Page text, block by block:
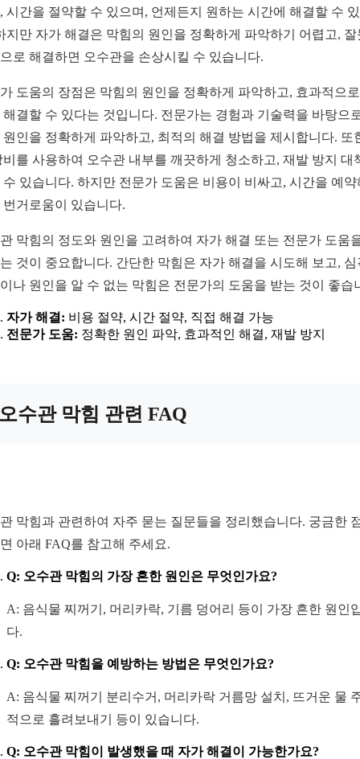
시간을 절약할 수 있으며, 언제든지 원하는 시간에 해결할 수
지만 자가 해결은 막힘의 원인을 정확하게 파악하기 어렵고, 잘
로 해결하면 오수관을 손상시킬 수 있습니다.
도움의 장점은 막힘의 원인을 정확하게 파악하고, 효과적으
해결할 수 있다는 것입니다. 전문가는 경험과 기술력을 바탕으
원인을 정확하게 파악하고, 최적의 해결 방법을 제시합니다. 또
비를 사용하여 오수관 내부를 깨끗하게 청소하고, 재발 방지 대
수 있습니다. 하지만 전문가 도움은 비용이 비싸고, 시간을 예약
번거로움이 있습니다.
막힘의 정도와 원인을 고려하여 자가 해결 또는 전문가 도움
것이 중요합니다. 간단한 막힘은 자가 해결을 시도해 보고, 심
나 원인을 알 수 없는 막힘은 전문가의 도움을 받는 것이 좋습
자가 해결: 비용 절약, 시간 절약, 직접 해결 가능
전문가 도움: 정확한 원인 파악, 효과적인 해결, 재발 방지
수관 막힘 관련 FAQ
막힘과 관련하여 자주 묻는 질문들을 정리했습니다. 궁금한
아래 FAQ를 참고해 주세요.
Q: 오수관 막힘의 가장 흔한 원인은 무엇인가요?
A: 음식물 찌꺼기, 머리카락, 기름 덩어리 등이 가장 흔한 원인
다.
Q: 오수관 막힘을 예방하는 방법은 무엇인가요?
A: 음식물 찌꺼기 분리수거, 머리카락 거름망 설치, 뜨거운 물
적으로 흘려보내기 등이 있습니다.
Q: 오수관 막힘이 발생했을 때 자가 해결이 가능한가요?